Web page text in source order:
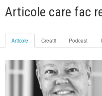
Articole care fac
Articole Creatii Podcast